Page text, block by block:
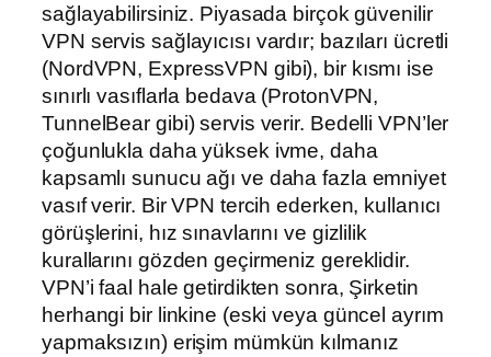
sağlayabilirsiniz. Piyasada birçok güvenilir
VPN servis sağlayıcısı vardır; bazıları ücretli
(NordVPN, ExpressVPN gibi), bir kısmı ise
sınırlı vasıflarla bedava (ProtonVPN,
TunnelBear gibi) servis verir. Bedelli VPN’ler
çoğunlukla daha yüksek ivme, daha
kapsamlı sunucu ağı ve daha fazla emniyet
vasıf verir. Bir VPN tercih ederken, kullanıcı
görüşlerini, hız sınavlarını ve gizlilik
kurallarını gözden geçirmeniz gereklidir.
VPN’i faal hale getirdikten sonra, Şirketin
herhangi bir linkine (eski veya güncel ayrım
yapmaksızın) erişim mümkün kılmanız